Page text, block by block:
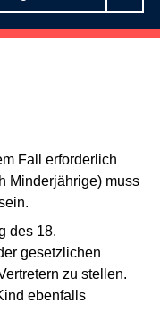
Fall erforderlich
Minderjährige) muss
des 18.
gesetzlichen
zu stellen.
ebenfalls